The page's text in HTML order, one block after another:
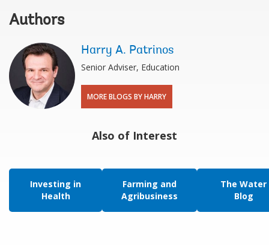
Authors
Harry A. Patrinos
Senior Adviser, Education
MORE BLOGS BY HARRY
Also of Interest
Investing in
Health
Farming and
Agribusiness
The Water
Blog